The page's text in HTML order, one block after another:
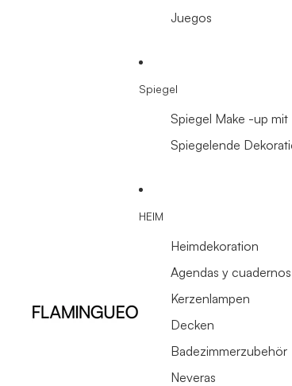
Juegos
Spiegel
Spiegel Make -up
Spiegelende
HEIM
Heimdekoration
Agendas y cuadernos
Kerzenlampen
Decken
Badezimmerzubehör
Neveras